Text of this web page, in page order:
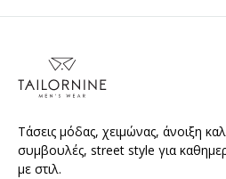
WISHLIST
Τάσεις μόδας, χειμώνας, άνοιξη
συμβουλές, street style για
με στιλ.